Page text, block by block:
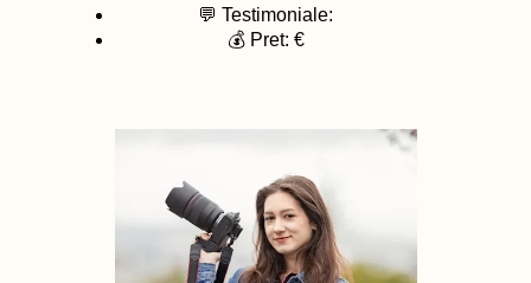
💬 Testimoniale:
💰 Pret: €